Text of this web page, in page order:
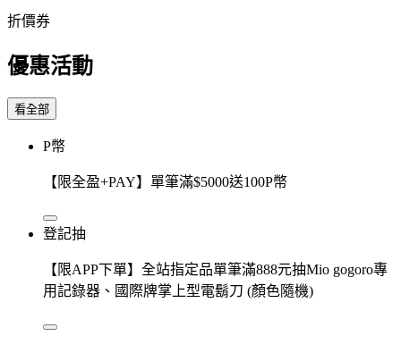
折價券
優惠活動
看全部
P幣
【限全盈+PAY】單筆滿$5000送100P幣
登記抽
【限APP下單】全站指定品單筆滿888元抽Mio gogoro專
用記錄器、國際牌掌上型電鬍刀 (顏色隨機)